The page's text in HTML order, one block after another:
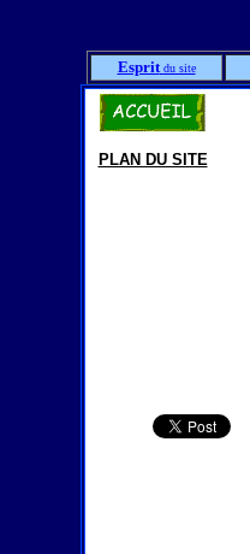
Espritdu site
PLAN DU SITE